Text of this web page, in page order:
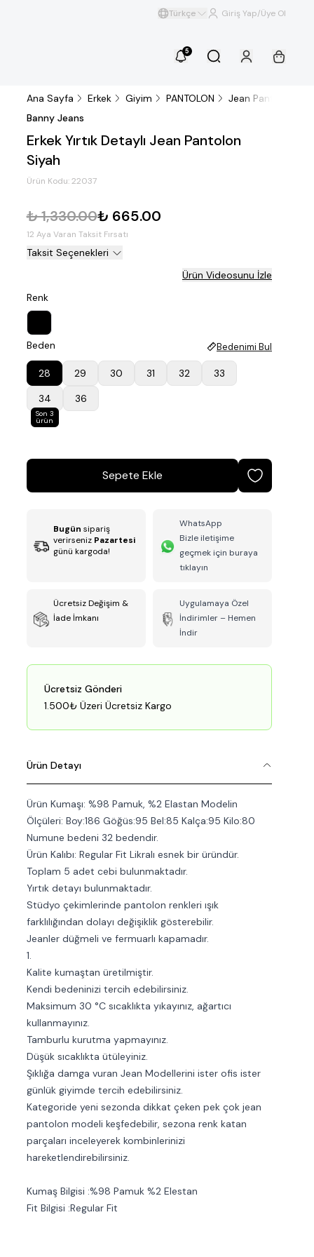
Türkçe Giriş Yap/Üye Ol
5
Ana Sayfa Erkek Giyim PANTOLON Jean Pantolon
Banny Jeans
Erkek Yırtık Detaylı Jean Pantolon
Siyah
Ürün Kodu: 22037
₺ 1,330.00₺ 665.00
12 Aya Varan Taksit Fırsatı
Taksit Seçenekleri
Ürün Videosunu İzle
Renk
Beden Bedenimi Bul
28 29 30 31 32
33
34
Son 3
ürün
36
Sepete Ekle
Bugün sipariş
verirseniz Pazartesi
günü kargoda!
WhatsApp
Bizle iletişime
geçmek için buraya
tıklayın
Ücretsiz Değişim &
İade İmkanı
Uygulamaya Özel
İndirimler – Hemen
İndir
Ücretsiz Gönderi
1.500₺ Üzeri Ücretsiz Kargo
Ürün Detayı
Ürün Kumaşı: %98 Pamuk, %2 Elastan Modelin
Ölçüleri: Boy:186 Göğüs:95 Bel:85 Kalça:95 Kilo:80
Numune bedeni 32 bedendir.
Ürün Kalıbı: Regular Fit Likralı esnek bir üründür.
Toplam 5 adet cebi bulunmaktadır.
Yırtık detayı bulunmaktadır.
Stüdyo çekimlerinde pantolon renkleri ışık
farklılığından dolayı değişiklik gösterebilir.
Jeanler düğmeli ve fermuarlı kapamadır.
1.
Kalite kumaştan üretilmiştir.
Kendi bedeninizi tercih edebilirsiniz.
Maksimum 30 °C sıcaklıkta yıkayınız, ağartıcı
kullanmayınız.
Tamburlu kurutma yapmayınız.
Düşük sıcaklıkta ütüleyiniz.
Şıklığa damga vuran Jean Modellerini ister ofis ister
günlük giyimde tercih edebilirsiniz.
Kategoride yeni sezonda dikkat çeken pek çok jean
pantolon modeli keşfedebilir, sezona renk katan
parçaları inceleyerek kombinlerinizi
hareketlendirebilirsiniz.
Kumaş Bilgisi :%98 Pamuk %2 Elestan
Fit Bilgisi :Regular Fit